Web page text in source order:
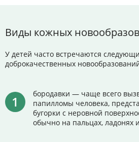
Виды кожных
У детей часто встречаются
доброкачественных
бородавки — чаще всего
папилломы человека,
бугорки с неровной
обычно на пальцах, ладонях